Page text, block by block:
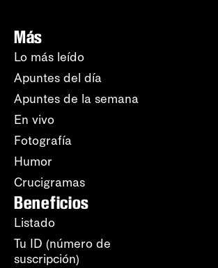
Más
Lo más leído
Apuntes del día
Apuntes de la semana
En vivo
Fotografía
Humor
Crucigramas
Beneficios
Listado
Tu ID (número de
suscripción)